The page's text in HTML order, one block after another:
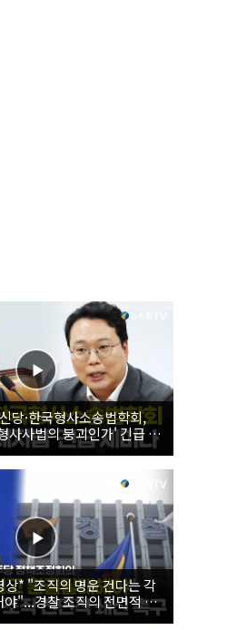
당·한국형사소송법학회,
사사법의 붕괴인가' 긴급 세
* "조직의 명운 건다는 각
"...경찰 조직의 전면적 쇄
| 26.08.06 더불어민주당 정